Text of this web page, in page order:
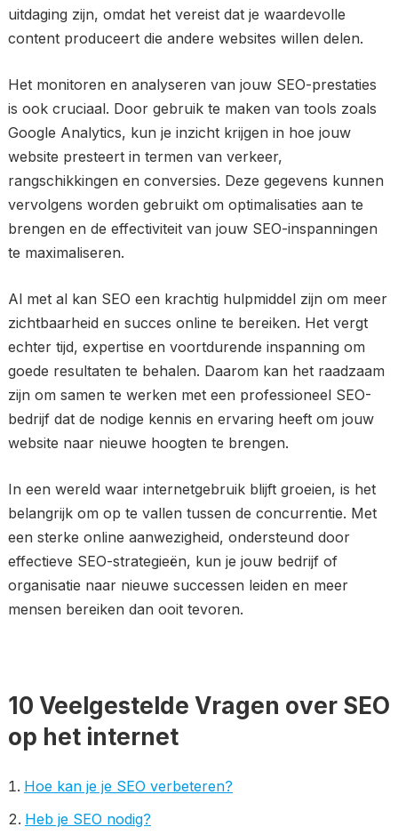
uitdaging zijn, omdat het vereist dat je waardevolle
content produceert die andere websites willen delen.
Het monitoren en analyseren van jouw SEO-prestaties
is ook cruciaal. Door gebruik te maken van tools zoals
Google Analytics, kun je inzicht krijgen in hoe jouw
website presteert in termen van verkeer,
rangschikkingen en conversies. Deze gegevens kunnen
vervolgens worden gebruikt om optimalisaties aan te
brengen en de effectiviteit van jouw SEO-inspanningen
te maximaliseren.
Al met al kan SEO een krachtig hulpmiddel zijn om meer
zichtbaarheid en succes online te bereiken. Het vergt
echter tijd, expertise en voortdurende inspanning om
goede resultaten te behalen. Daarom kan het raadzaam
zijn om samen te werken met een professioneel SEO-
bedrijf dat de nodige kennis en ervaring heeft om jouw
website naar nieuwe hoogten te brengen.
In een wereld waar internetgebruik blijft groeien, is het
belangrijk om op te vallen tussen de concurrentie. Met
een sterke online aanwezigheid, ondersteund door
effectieve SEO-strategieën, kun je jouw bedrijf of
organisatie naar nieuwe successen leiden en meer
mensen bereiken dan ooit tevoren.
10 Veelgestelde Vragen over SEO
op het internet
Hoe kan je je SEO verbeteren?
Heb je SEO nodig?